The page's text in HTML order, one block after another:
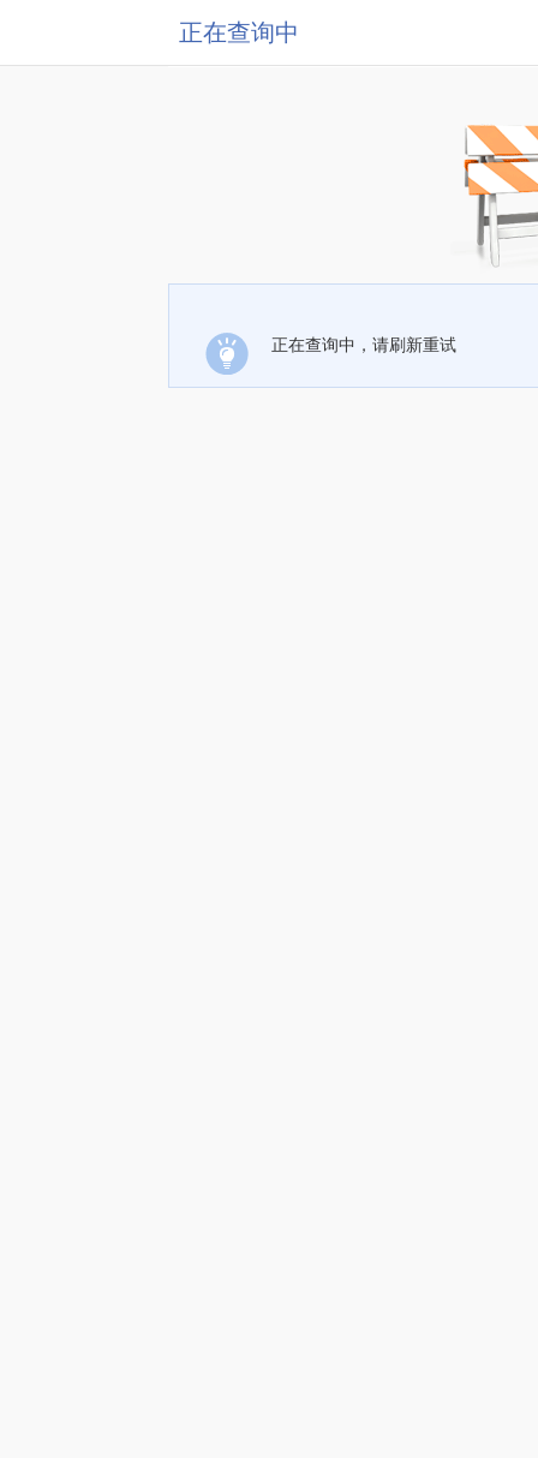
正在查询中
正在查询中，请刷新重试